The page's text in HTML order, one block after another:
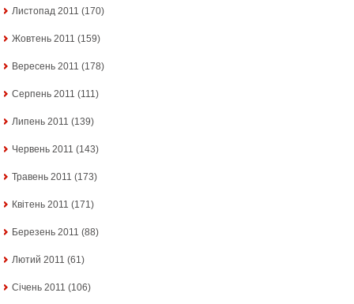
Листопад 2011 (170)
Жовтень 2011 (159)
Вересень 2011 (178)
Серпень 2011 (111)
Липень 2011 (139)
Червень 2011 (143)
Травень 2011 (173)
Квітень 2011 (171)
Березень 2011 (88)
Лютий 2011 (61)
Січень 2011 (106)